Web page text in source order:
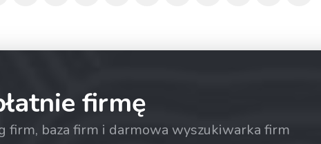
firmę
firm, baza firm i darmowa wyszukiwarka firm